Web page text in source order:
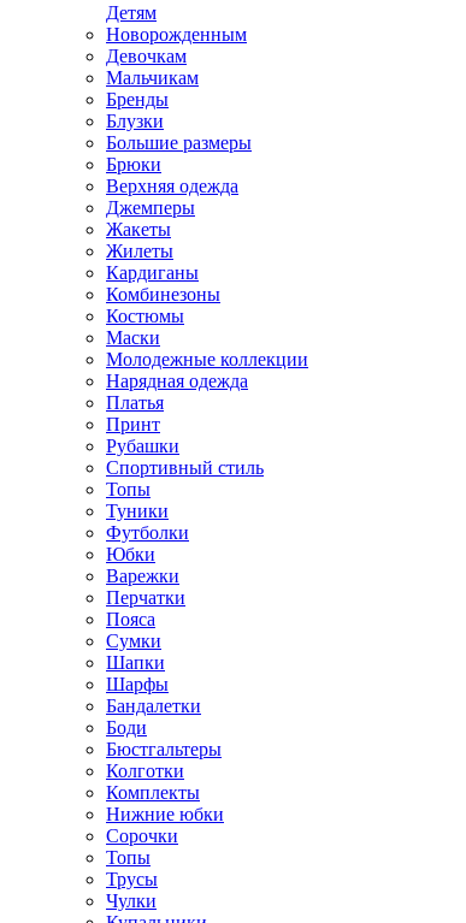
Детям
Новорожденным
Девочкам
Мальчикам
Бренды
Блузки
Большие размеры
Брюки
Верхняя одежда
Джемперы
Жакеты
Жилеты
Кардиганы
Комбинезоны
Костюмы
Маски
Молодежные коллекции
Нарядная одежда
Платья
Принт
Рубашки
Спортивный стиль
Топы
Туники
Футболки
Юбки
Варежки
Перчатки
Пояса
Сумки
Шапки
Шарфы
Бандалетки
Боди
Бюстгальтеры
Колготки
Комплекты
Нижние юбки
Сорочки
Топы
Трусы
Чулки